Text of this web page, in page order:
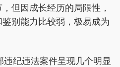
但因成长经历的局限性，
别能力比较弱，极易成为
违纪违法案件呈现几个明显